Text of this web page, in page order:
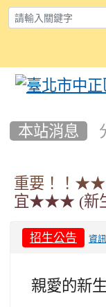
本站消息
重要！！
宜★★★ (新
招生公告 資
親愛的新